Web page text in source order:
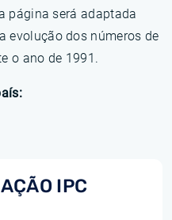
página será adaptada
evolução dos números de
o ano de 1991.
IPC